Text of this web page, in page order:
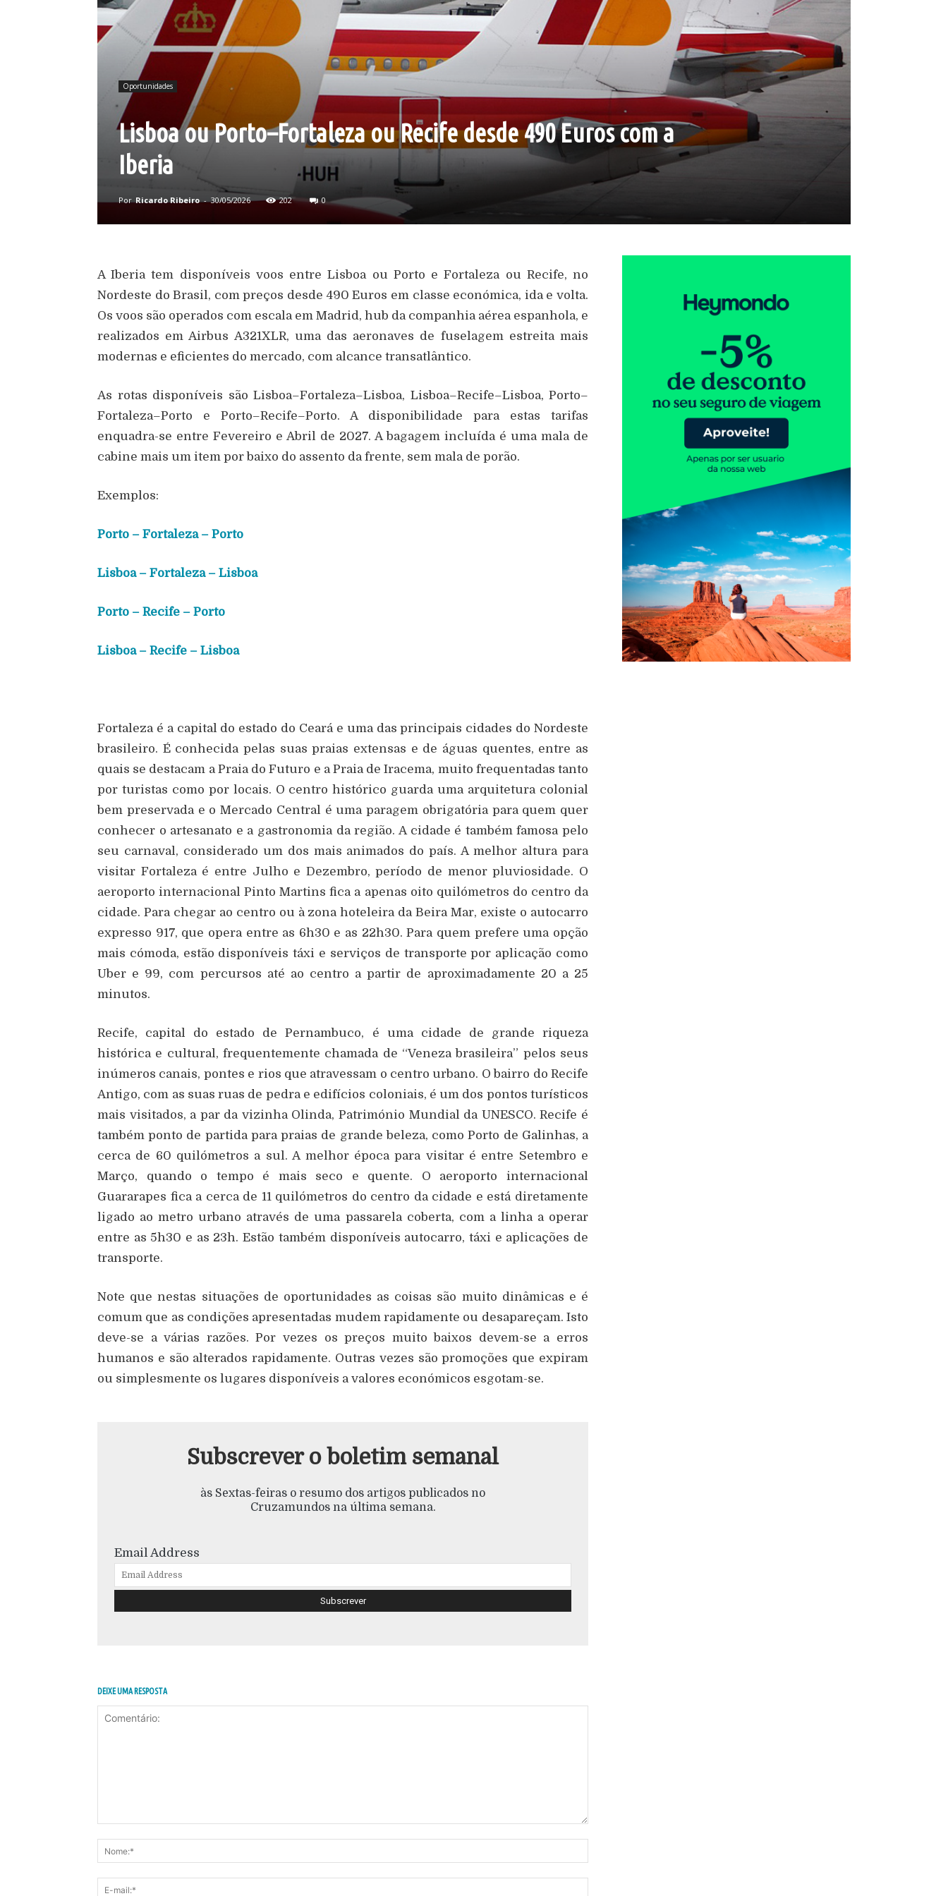
Oportunidades
Lisboa ou Porto–Fortaleza ou Recife desde 490 Euros com a
Iberia
Por Ricardo Ribeiro - 30/05/2026 202 0
A Iberia tem disponíveis voos entre Lisboa ou Porto e Fortaleza ou Recife, no
Nordeste do Brasil, com preços desde 490 Euros em classe económica, ida e volta.
Os voos são operados com escala em Madrid, hub da companhia aérea espanhola, e
realizados em Airbus A321XLR, uma das aeronaves de fuselagem estreita mais
modernas e eficientes do mercado, com alcance transatlântico.
As rotas disponíveis são Lisboa–Fortaleza–Lisboa, Lisboa–Recife–Lisboa, Porto–
Fortaleza–Porto e Porto–Recife–Porto. A disponibilidade para estas tarifas
enquadra-se entre Fevereiro e Abril de 2027. A bagagem incluída é uma mala de
cabine mais um item por baixo do assento da frente, sem mala de porão.
Exemplos:
Porto – Fortaleza – Porto
Lisboa – Fortaleza – Lisboa
Porto – Recife – Porto
Lisboa – Recife – Lisboa
Fortaleza é a capital do estado do Ceará e uma das principais cidades do Nordeste
brasileiro. É conhecida pelas suas praias extensas e de águas quentes, entre as
quais se destacam a Praia do Futuro e a Praia de Iracema, muito frequentadas tanto
por turistas como por locais. O centro histórico guarda uma arquitetura colonial
bem preservada e o Mercado Central é uma paragem obrigatória para quem quer
conhecer o artesanato e a gastronomia da região. A cidade é também famosa pelo
seu carnaval, considerado um dos mais animados do país. A melhor altura para
visitar Fortaleza é entre Julho e Dezembro, período de menor pluviosidade. O
aeroporto internacional Pinto Martins fica a apenas oito quilómetros do centro da
cidade. Para chegar ao centro ou à zona hoteleira da Beira Mar, existe o autocarro
expresso 917, que opera entre as 6h30 e as 22h30. Para quem prefere uma opção
mais cómoda, estão disponíveis táxi e serviços de transporte por aplicação como
Uber e 99, com percursos até ao centro a partir de aproximadamente 20 a 25
minutos.
Recife, capital do estado de Pernambuco, é uma cidade de grande riqueza
histórica e cultural, frequentemente chamada de “Veneza brasileira” pelos seus
inúmeros canais, pontes e rios que atravessam o centro urbano. O bairro do Recife
Antigo, com as suas ruas de pedra e edifícios coloniais, é um dos pontos turísticos
mais visitados, a par da vizinha Olinda, Património Mundial da UNESCO. Recife é
também ponto de partida para praias de grande beleza, como Porto de Galinhas, a
cerca de 60 quilómetros a sul. A melhor época para visitar é entre Setembro e
Março, quando o tempo é mais seco e quente. O aeroporto internacional
Guararapes fica a cerca de 11 quilómetros do centro da cidade e está diretamente
ligado ao metro urbano através de uma passarela coberta, com a linha a operar
entre as 5h30 e as 23h. Estão também disponíveis autocarro, táxi e aplicações de
transporte.
Note que nestas situações de oportunidades as coisas são muito dinâmicas e é
comum que as condições apresentadas mudem rapidamente ou desapareçam. Isto
deve-se a várias razões. Por vezes os preços muito baixos devem-se a erros
humanos e são alterados rapidamente. Outras vezes são promoções que expiram
ou simplesmente os lugares disponíveis a valores económicos esgotam-se.
Subscrever o boletim semanal
às Sextas-feiras o resumo dos artigos publicados no
Cruzamundos na última semana.
Email Address
DEIXE UMA RESPOSTA